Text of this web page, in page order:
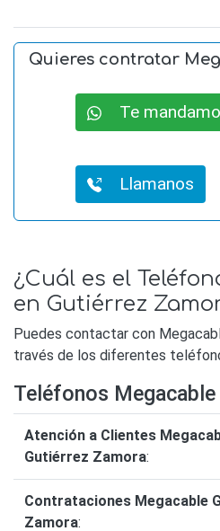
Quieres contratar
Te
Llamanos
¿Cuál es el
en Gutiérrez
Puedes contactar con
través de los diferentes
Teléfonos
Atención a Clientes
Gutiérrez Zamora:
Contrataciones Megacable
Zamora: